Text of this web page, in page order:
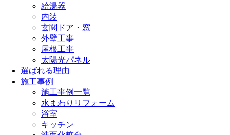
給湯器
内装
玄関ドア・窓
外壁工事
屋根工事
太陽光パネル
選ばれる理由
施工事例
施工事例一覧
水まわりリフォーム
浴室
キッチン